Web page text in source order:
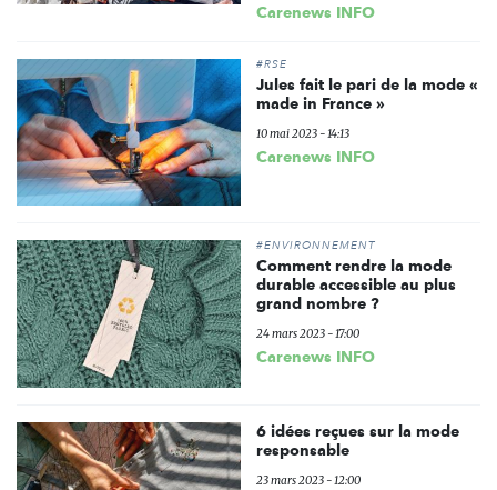
Carenews INFO
#RSE
Jules fait le pari de la mode «
made in France »
10 mai 2023 - 14:13
Carenews INFO
#ENVIRONNEMENT
Comment rendre la mode
durable accessible au plus
grand nombre ?
24 mars 2023 - 17:00
Carenews INFO
6 idées reçues sur la mode
responsable
23 mars 2023 - 12:00